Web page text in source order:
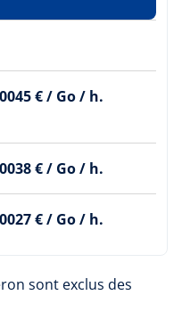
€ / Go / h.
€ / Go / h.
€ / Go / h.
sont exclus des